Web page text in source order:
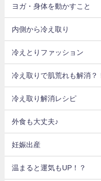
ヨガ・身体を動かすこと
内側から冷え取り
冷えとりファッション
冷え取りで肌荒れも解消？
冷え取り解消レシピ
外食も大丈夫♪
妊娠出産
温まると運気もUP！？